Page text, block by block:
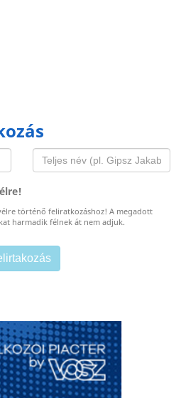
történő feliratkozáshoz! A megadott
harmadik félnek át nem adjuk.